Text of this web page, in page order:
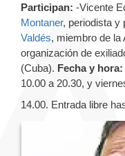
Participan: -Vicente
Montaner, periodista y
Valdés, miembro de la
organización de
(Cuba). Fecha y hora:
10.00 a 20.30, y
14.00. Entrada libre